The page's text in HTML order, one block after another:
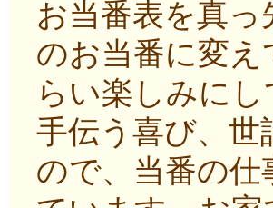
お当番表を真
のお当番に変
らい楽しみに
手伝う喜び、
ので、当番の